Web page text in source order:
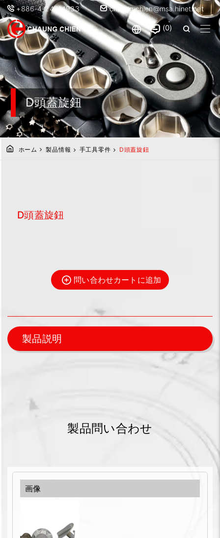
+886-4-24914933 chaung.chien@msa.hinet.net
0
D頭蓋旋鈕
ホーム 製品情報 手工具零件 D頭蓋旋鈕
D頭蓋旋鈕
問い合わせカートに追加
製品説明
製品問い合わせ